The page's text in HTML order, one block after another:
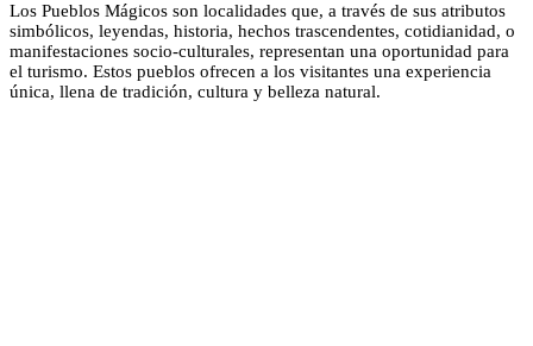
Los Pueblos Mágicos son localidades que, a través de sus atributos
simbólicos, leyendas, historia, hechos trascendentes, cotidianidad, o
manifestaciones socio-culturales, representan una oportunidad para
el turismo. Estos pueblos ofrecen a los visitantes una experiencia
única, llena de tradición, cultura y belleza natural.